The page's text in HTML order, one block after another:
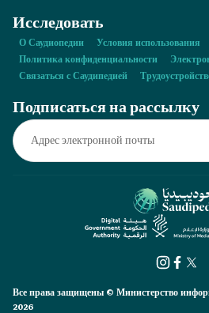
Исследовать
О Саудиопедии
Условия использования
Политика конфиденциальности
Связаться с Саудипедией
Подписаться на рассылку
Все права защищены © Министерство
2026